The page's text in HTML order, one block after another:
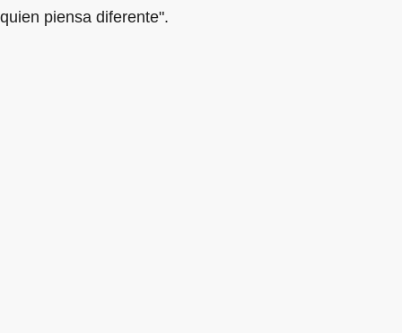
quien piensa diferente".